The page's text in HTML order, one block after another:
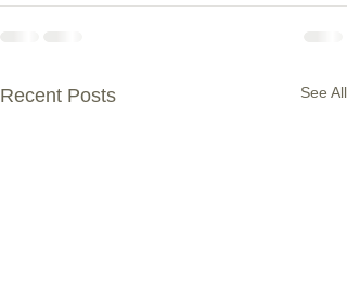
Recent Posts See All